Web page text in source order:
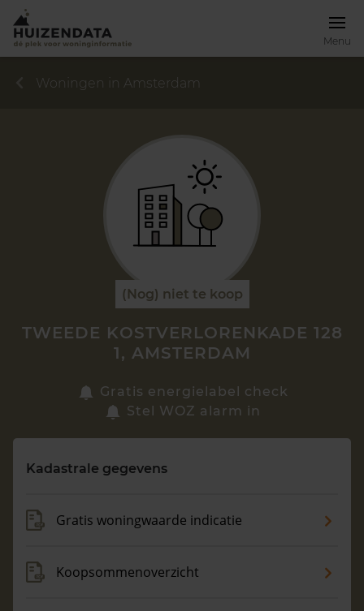
Menu
Vragen? Neem contact met ons op
088 220 4200
Woningen in Amsterdam
(Nog) niet te koop
TWEEDE KOSTVERLORENKADE 128
1, AMSTERDAM
Gratis energielabel check
Stel WOZ alarm in
Kadastrale gegevens
Gratis woningwaarde indicatie
Koopsommenoverzicht